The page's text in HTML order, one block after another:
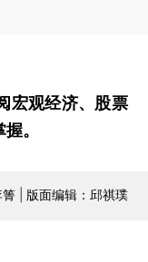
宏观经济、股票
。
| 版面编辑：邱祺璞